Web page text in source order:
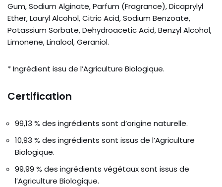
Gum, Sodium Alginate, Parfum (Fragrance), Dicaprylyl
Ether, Lauryl Alcohol, Citric Acid, Sodium Benzoate,
Potassium Sorbate, Dehydroacetic Acid, Benzyl Alcohol,
Limonene, Linalool, Geraniol.
* Ingrédient issu de l’Agriculture Biologique.
Certification
99,13 % des ingrédients sont d’origine naturelle.
10,93 % des ingrédients sont issus de l’Agriculture
Biologique.
99,99 % des ingrédients végétaux sont issus de
l’Agriculture Biologique.